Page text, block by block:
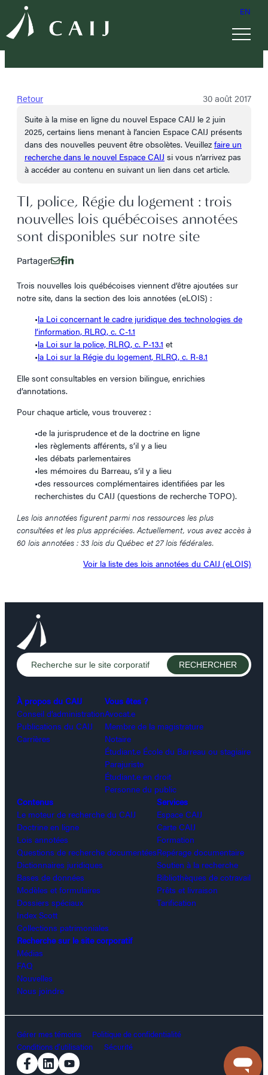
EN
Retour 30 août 2017
Suite à la mise en ligne du nouvel Espace CAIJ le 2 juin
2025, certains liens menant à l’ancien Espace CAIJ présents
dans des nouvelles peuvent être obsolètes. Veuillez faire un
recherche dans le nouvel Espace CAIJ si vous n’arrivez pas
à accéder au contenu en suivant un lien dans cet article.
TI, police, Régie du logement : trois
nouvelles lois québécoises annotées
sont disponibles sur notre site
Partager
Trois nouvelles lois québécoises viennent d’être ajoutées sur
notre site, dans la section des lois annotées (eLOIS) :
•la Loi concernant le cadre juridique des technologies de
l’information, RLRQ, c. C-1.1
•la Loi sur la police, RLRQ, c. P-13.1 et
•la Loi sur la Régie du logement, RLRQ, c. R-8.1
Elle sont consultables en version bilingue, enrichies
d’annotations.
Pour chaque article, vous trouverez :
•de la jurisprudence et de la doctrine en ligne
•les règlements afférents, s’il y a lieu
•les débats parlementaires
•les mémoires du Barreau, s’il y a lieu
•des ressources complémentaires identifiées par les
recherchistes du CAIJ (questions de recherche TOPO).
Les lois annotées figurent parmi nos ressources les plus
consultées et les plus appréciées. Actuellement, vous avez accès à
60 lois annotées : 33 lois du Québec et 27 lois fédérales.
Voir la liste des lois annotées du CAIJ (eLOIS)
À propos du CAIJ
Conseil d’administration
Publications du CAIJ
Carrières
Vous êtes ?
Avocat.e
Membre de la magistrature
Notaire
Étudiant.e École du Barreau ou stagiaire
Parajuriste
Étudiant.e en droit
Personne du public
Contenus
Le moteur de recherche du CAIJ
Doctrine en ligne
Lois annotées
Questions de recherche documentées
Dictionnaires juridiques
Bases de données
Modèles et formulaires
Dossiers spéciaux
Index Scott
Collections patrimoniales
Services
Espace CAIJ
Carte CAIJ
Formation
Repérage documentaire
Soutien à la recherche
Bibliothèques de cotravail
Prêts et livraison
Tarification
Recherche sur le site corporatif
Médias
FAQ
Nouvelles
Nous joindre
Gérer mes témoins
Politique de confidentialité
Conditions d’utilisation
Sécurité